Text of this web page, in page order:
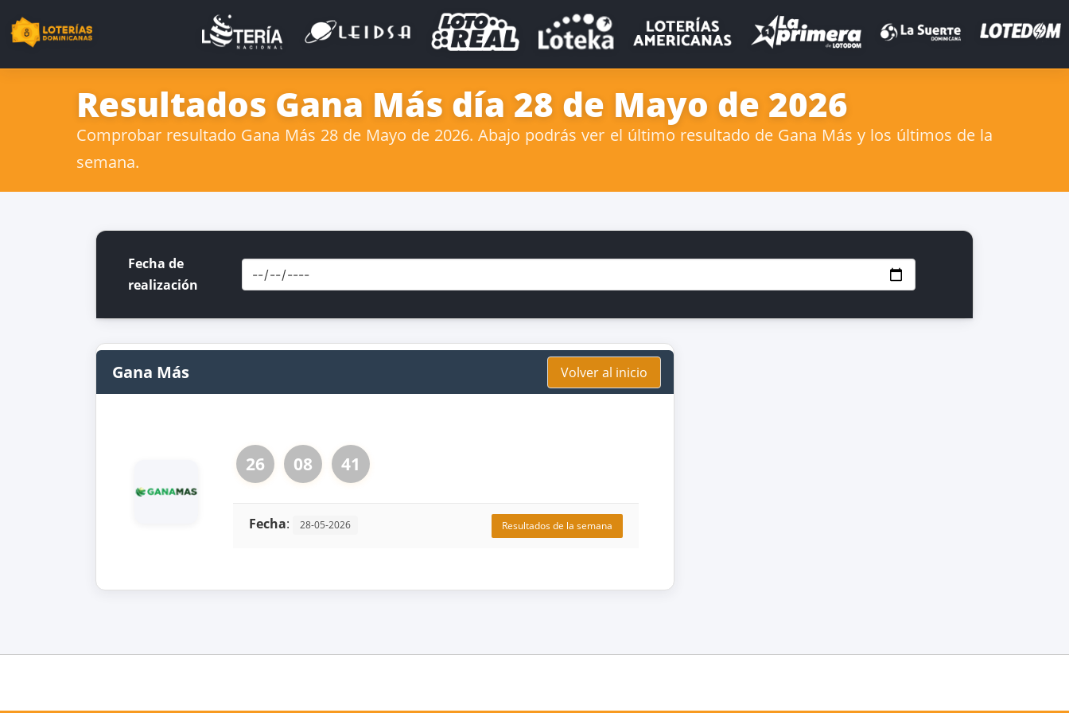
Resultados Gana Más día 28 de Mayo de 2026
Comprobar resultado Gana Más 28 de Mayo de 2026. Abajo podrás ver el último resultado de Gana Más y los últimos de la
semana.
Fecha de
realización
Gana Más Volver al inicio
26 08 41
Fecha: 28-05-2026 Resultados de la semana